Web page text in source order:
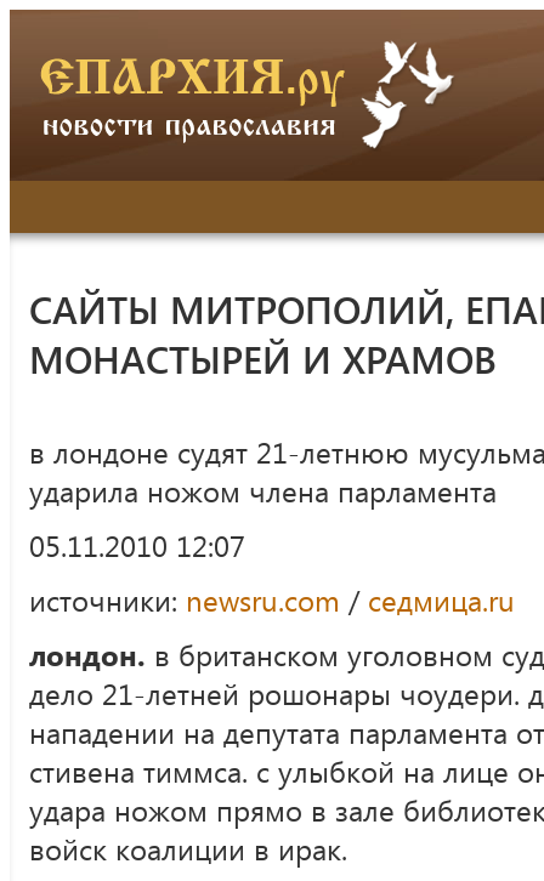
САЙТЫ МИТРОПОЛИЙ,
МОНАСТЫРЕЙ И ХРАМОВ
в лондоне судят 21-летнюю
ударила ножом члена парламента
05.11.2010 12:07
источники: newsru.com / седмица.ru
лондон. в британском уголовном
дело 21-летней рошонары чоудери.
нападении на депутата парламента
стивена тиммса. с улыбкой на лице
удара ножом прямо в зале
войск коалиции в ирак.